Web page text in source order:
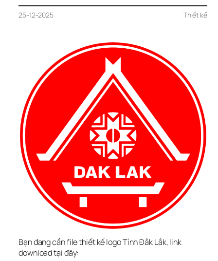
25-12-2025 Thiết kế
Bạn đang cần file thiết kế logo Tỉnh Đắk Lắk, link
download tại đây: